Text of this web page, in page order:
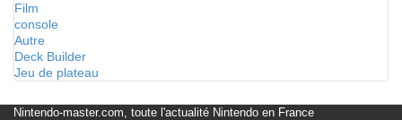
Film
console
Autre
Deck Builder
Jeu de plateau
Nintendo-master.com, toute l'actualité Nintendo en France